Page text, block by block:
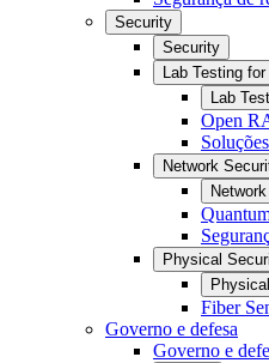
Security
Security
Lab Testing
Lab
Open
Network
Physical
Fiber
Governo e defesa
Governo e